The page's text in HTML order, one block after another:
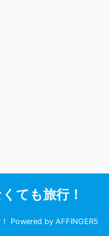
ても旅行！
Powered by AFFINGER5